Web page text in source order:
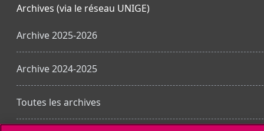
Archives (via le réseau UNIGE)
Archive 2025-2026
Archive 2024-2025
Toutes les archives